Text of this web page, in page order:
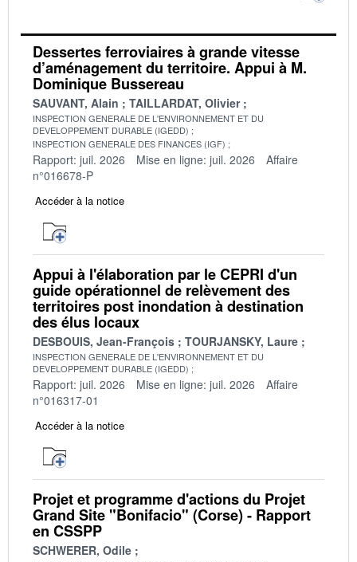
Dessertes ferroviaires à grande vitesse
d’aménagement du territoire. Appui à M.
Dominique Bussereau
SAUVANT, Alain TAILLARDAT, Olivier
INSPECTION GENERALE DE L'ENVIRONNEMENT ET DU
DEVELOPPEMENT DURABLE (IGEDD)
INSPECTION GENERALE DES FINANCES (IGF)
Rapport: juil. 2026 Mise en ligne: juil. 2026
Affaire
n°016678-P
Accéder à la notice
Appui à l'élaboration par le CEPRI d'un
guide opérationnel de relèvement des
territoires post inondation à destination
des élus locaux
DESBOUIS, Jean-François TOURJANSKY, Laure
INSPECTION GENERALE DE L'ENVIRONNEMENT ET DU
DEVELOPPEMENT DURABLE (IGEDD)
Rapport: juil. 2026 Mise en ligne: juil. 2026
Affaire
n°016317-01
Accéder à la notice
Projet et programme d'actions du Projet
Grand Site "Bonifacio" (Corse) - Rapport
en CSSPP
SCHWERER, Odile